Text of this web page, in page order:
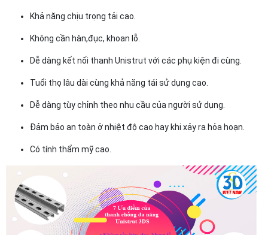
Khả năng chịu trọng tải cao.
Không cần hàn,đục, khoan lỗ.
Dễ dàng kết nối thanh Unistrut với các phụ kiện đi cùng.
Tuổi thọ lâu dài cùng khả năng tái sử dụng cao.
Dễ dàng tùy chỉnh theo nhu cầu của người sử dụng.
Đảm bảo an toàn ở nhiệt độ cao hay khi xảy ra hỏa hoạn.
Có tính thẩm mỹ cao.